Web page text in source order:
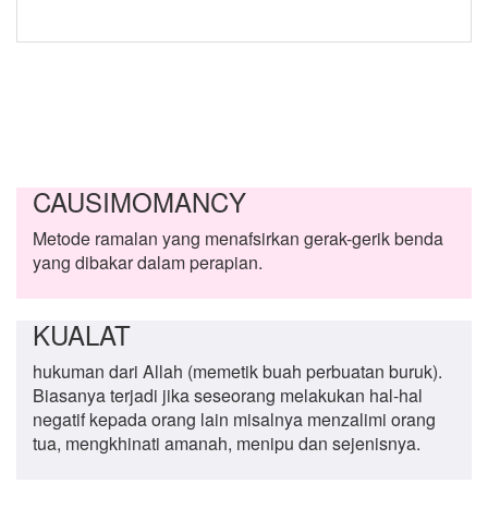
CAUSIMOMANCY
Metode ramalan yang menafsirkan gerak-gerik benda
yang dibakar dalam perapian.
KUALAT
hukuman dari Allah (memetik buah perbuatan buruk).
Biasanya terjadi jika seseorang melakukan hal-hal
negatif kepada orang lain misalnya menzalimi orang
tua, mengkhinati amanah, menipu dan sejenisnya.